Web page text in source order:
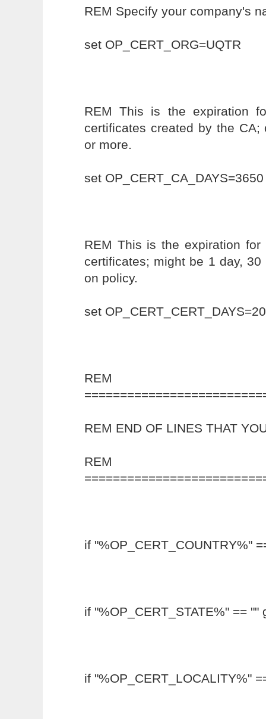
REM Specify your company's
set OP_CERT_ORG=UQTR
REM This is the expiration
certificates created by the
or more.
set OP_CERT_CA_DAYS=3650
REM This is the expiration for
certificates; might be 1 day,
on policy.
set
REM
REM END OF LINES THAT
REM
if "%OP_CERT_COUNTRY%"
if "%OP_CERT_STATE%" ==
if "%OP_CERT_LOCALITY%"